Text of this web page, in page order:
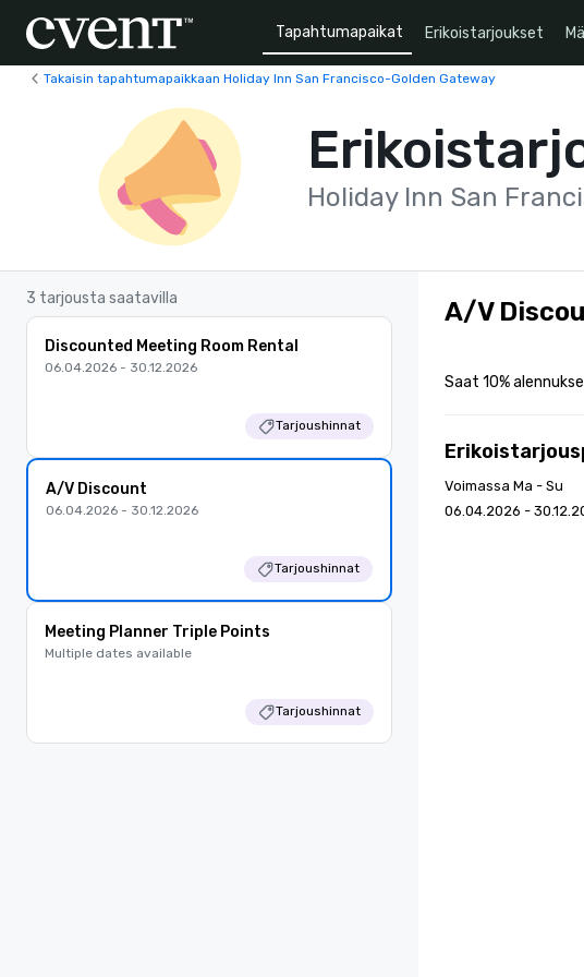
Tapahtumapaikat Erikoistarjoukset
Takaisin tapahtumapaikkaan Holiday Inn San Francisco-Golden Gateway
Holiday Inn San
3 tarjousta saatavilla
Discounted Meeting Room Rental
06.04.2026 - 30.12.2026
Tarjoushinnat
A/V Discount
06.04.2026 - 30.12.2026
Tarjoushinnat
Meeting Planner Triple Points
Multiple dates available
Tarjoushinnat
A/V
Saat 10%
Voimassa Ma - Su
06.04.2026 -